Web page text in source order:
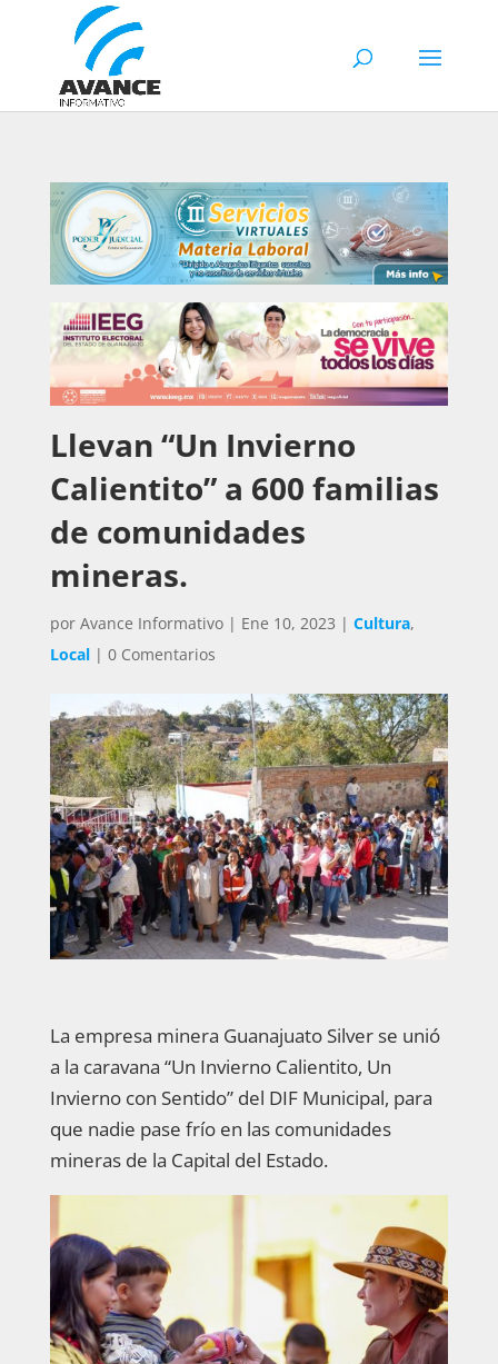
Llevan “Un Invierno
Calientito” a 600 familias
de comunidades
mineras.
por Avance Informativo| Ene 10, 2023 | Cultura,
Local| 0 Comentarios
La empresa minera Guanajuato Silver se unió
a la caravana “Un Invierno Calientito, Un
Invierno con Sentido” del DIF Municipal, para
que nadie pase frío en las comunidades
mineras de la Capital del Estado.